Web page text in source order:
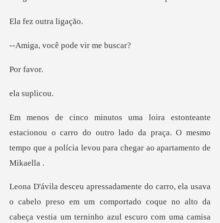
outra
cê pode vir
fa
supl
nou o carro do outro lado da praça. O mesmo
tempo que a
o alto da
cabeça vestia um terninho azul escuro com uma camisa